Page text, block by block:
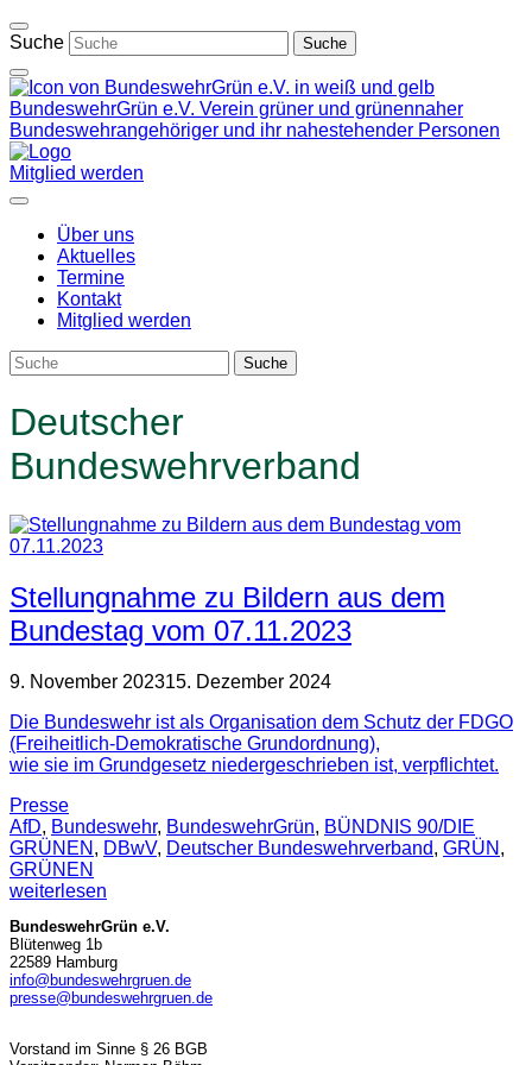
Weiter
zum
Suche
BundeswehrGrün e.V. Verein grüner und grünennaher
Bundeswehrangehöriger und ihr nahestehender Personen
Mitglied werden
Über uns
Aktuelles
Termine
Kontakt
Mitglied werden
Deutscher
Bundeswehrverband
Stellungnahme zu Bildern aus dem
Bundestag vom 07.11.2023
9. November 202315. Dezember 2024
Die Bundeswehr ist als Organisation dem Schutz der FDGO
(Freiheitlich-Demokratische Grundordnung),
wie sie im Grundgesetz niedergeschrieben ist, verpflichtet.
Presse
AfD, Bundeswehr, BundeswehrGrün, BÜNDNIS 90/DIE
GRÜNEN , DBwV, Deutscher Bundeswehrverband, GRÜN ,
GRÜNEN
weiterlesen
BundeswehrGrün e.V.
Blütenweg 1b
22589 Hamburg
info@bundeswehrgruen.de
presse@bundeswehrgruen.de
Vorstand im Sinne § 26 BGB